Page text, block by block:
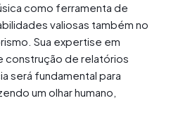
como ferramenta de
valiosas também no
Sua expertise em
construção de relatórios
será fundamental para
um olhar humano,